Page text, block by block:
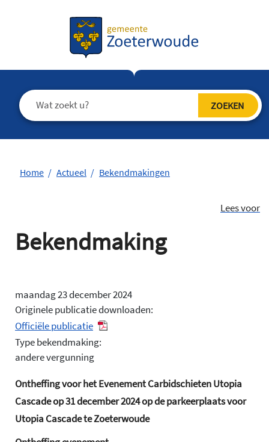
Home Actueel Bekendmakingen
Lees voor
Bekendmaking
maandag 23 december 2024
Originele publicatie downloaden:
Officiële publicatie
Type bekendmaking:
andere vergunning
Ontheffing voor het Evenement Carbidschieten Utopia
Cascade op 31 december 2024 op de parkeerplaats voor
Utopia Cascade te Zoeterwoude